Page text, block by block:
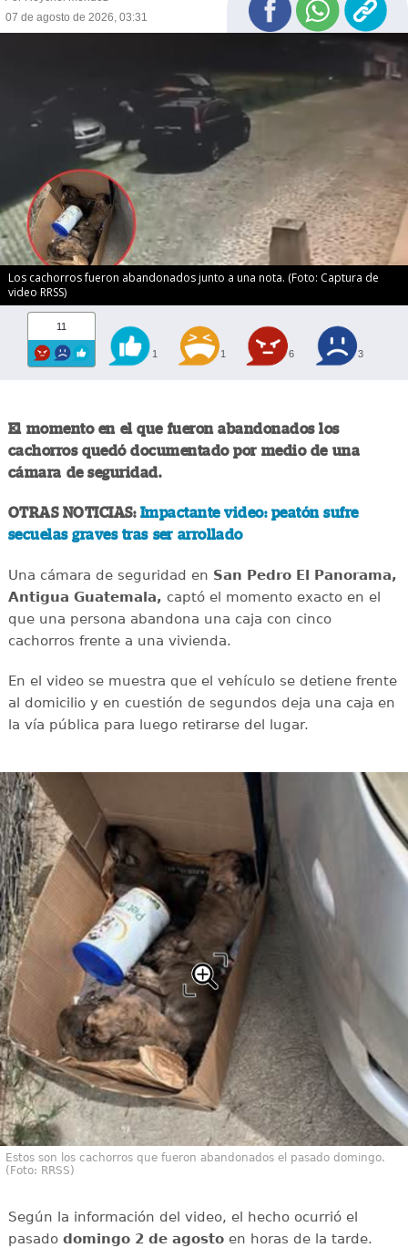
07 de agosto de 2026, 03:31
Los cachorros fueron abandonados junto a una nota. (Foto: Captura de
video RRSS)
11
1 1 6 3
El momento en el que fueron abandonados los
cachorros quedó documentado por medio de una
cámara de seguridad.
OTRAS NOTICIAS: Impactante video: peatón sufre
secuelas graves tras ser arrollado
Una cámara de seguridad en San Pedro El Panorama,
Antigua Guatemala, captó el momento exacto en el
que una persona abandona una caja con cinco
cachorros frente a una vivienda.
En el video se muestra que el vehículo se detiene frente
al domicilio y en cuestión de segundos deja una caja en
la vía pública para luego retirarse del lugar.
Estos son los cachorros que fueron abandonados el pasado domingo.
(Foto: RRSS)
Según la información del video, el hecho ocurrió el
pasado domingo 2 de agostoen horas de la tarde.